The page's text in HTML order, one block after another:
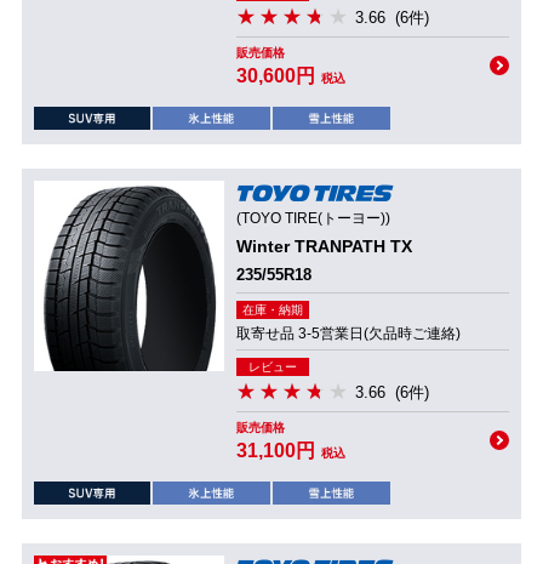
3.66 (6件)
販売価格
30,600円 税込
(TOYO TIRE(トーヨー))
Winter TRANPATH TX
235/55R18
在庫・納期
取寄せ品 3-5営業日(欠品時ご連絡)
レビュー
3.66 (6件)
販売価格
31,100円 税込